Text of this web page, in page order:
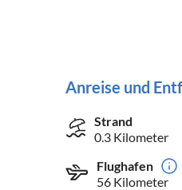
Anreise und
Strand
0.3 Kilometer
Flughafen
56 Kilometer